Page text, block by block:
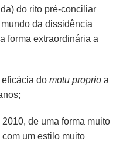
do rito pré-conciliar
da dissidência
forma extraordinária a
eficácia domotu proprio a
de uma forma muito
um estilo muito